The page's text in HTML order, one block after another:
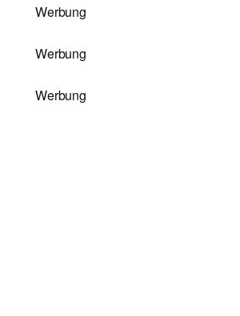
Werbung
Werbung
Werbung